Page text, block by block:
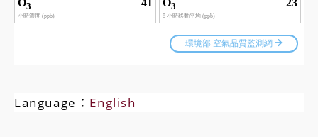
Language： English